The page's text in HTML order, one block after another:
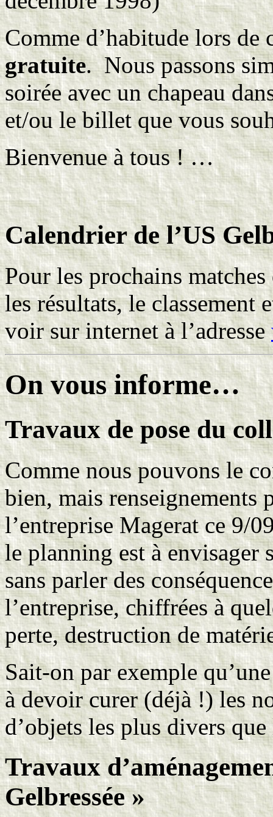
Comme d’habitude lors de
gratuite. Nous passons
soirée avec un chapeau
et/ou le billet que vous
Bienvenue à tous ! …
Calendrier de l’US
Pour les prochains
les résultats, le
voir sur internet à l’adresse
On vous informe…
Travaux de pose du
Comme nous pouvons le
bien, mais renseignements
l’entreprise Magerat ce 9/
le planning est à
sans parler des
l’entreprise, chiffrées à
perte, destruction de
Sait-on par exemple
à devoir curer (déjà !) les
d’objets les plus divers
Travaux
Gelbressée »